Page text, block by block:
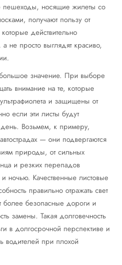
пешеходы, носящие жилеты со
получают пользу от
действительно
не просто выглядят красиво,
значение. При выборе
внимание на те, которые
и защищены от
если эти листы будут
день. Возьмем, к примеру,
— они подвергаются
природы, от сильных
и резких перепадов
ночью. Качественные листовые
правильно отражать свет
более безопасные дороги и
замены. Такая долговечность
в долгосрочной перспективе и
водителей при плохой